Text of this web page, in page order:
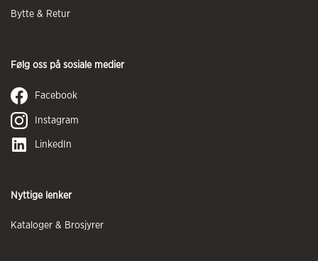
Bytte & Retur
Følg oss på sosiale medier
Facebook
Instagram
LinkedIn
Nyttige lenker
Kataloger & Brosjyrer